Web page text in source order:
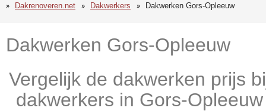
Dakrenoveren.net
Dakwerkers Dakwerken Gors-Opleeuw
Dakwerken Gors-Opleeuw
Vergelijk de dakwerken prijs
dakwerkers in Gors-Opleeuw